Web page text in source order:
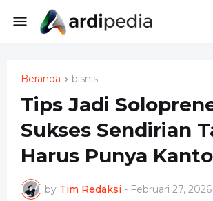
Beranda bisnis
Tips Jadi
Sukses Sendirian
Harus Punya
by Tim Redaksi - Februari 27, 2026